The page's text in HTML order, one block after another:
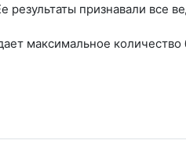
признавали все
максимальное